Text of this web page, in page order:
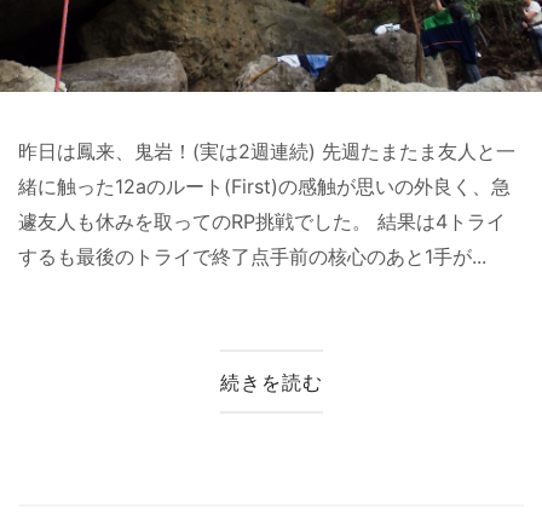
昨日は鳳来、鬼岩！(実は2週連続) 先週たまたま友人と一
緒に触った12aのルート(First)の感触が思いの外良く、急
遽友人も休みを取ってのRP挑戦でした。 結果は4トライ
するも最後のトライで終了点手前の核心のあと1手が...
続きを読む